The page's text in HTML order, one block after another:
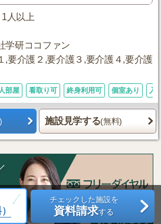
人以上
学研ココファン
,要介護２,要介護３,要介護４,要介護
部屋 看取り可 終身利用可 個室あり 入
施設見学する(無料)
チェックした施設を
資料請求する